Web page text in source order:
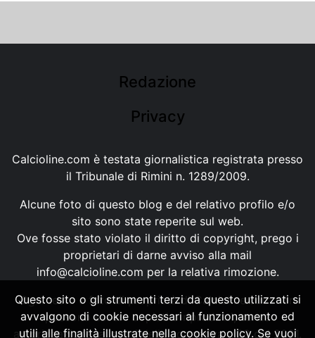
Redazione
Privacy
Calcioline.com è testata giornalistica registrata presso
il Tribunale di Rimini n. 1289/2009.
Alcune foto di questo blog e del relativo profilo e/o
sito sono state reperite sul web.
Ove fosse stato violato il diritto di copyright, prego i
proprietari di darne avviso alla mail
info@calcioline.com per la relativa rimozione.
Ogni testo e foto di proprietà di Calcioline.com non
possono essere copiati o riprodotti, senza
autorizzazione, ai sensi della normativa n.29 del 2001.
Questo sito o gli strumenti terzi da questo utilizzati si
avvalgono di cookie necessari al funzionamento ed
utili alle finalità illustrate nella cookie policy. Se vuoi